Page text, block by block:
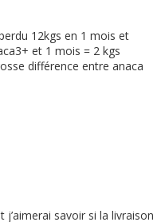
12kgs en 1 mois et
et 1 mois = 2 kgs
différence entre anaca
j’aimerai savoir si la livraison